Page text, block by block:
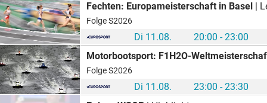
Fechten: Europameisterschaft in Basel |
Folge S2026
Di 11.08.
20:00 - 23:00
Motorbootsport: F1H2O-
Folge S2026
Di 11.08.
23:00 - 23:30